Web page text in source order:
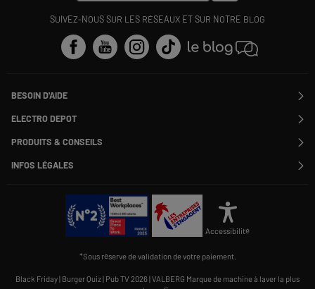
SUIVEZ-NOUS SUR LES RÉSEAUX ET SUR NOTRE BLOG
BESOIN D'AIDE
Suivre ma commande
Modifier ou annuler ma commande
SAV
Payer en plusieurs fois
ELECTRO DEPOT
Rejoignez-nous !
Alliance Valiuz
PRODUITS & CONSEILS
Nos marques
Les avis du site
Le moins cher
Offres de remboursement
Conseils produits
Cartes cadeaux
INFOS LÉGALES
Politique cookies
Gérer les cookies
Charte de protection
Accessibilité : non conforme
Accessibilité
*Sous réserve de validation de votre paiement.
Black Friday Burger Quiz Pub TV 2026 VALBERG Marque de machine à laver la plus